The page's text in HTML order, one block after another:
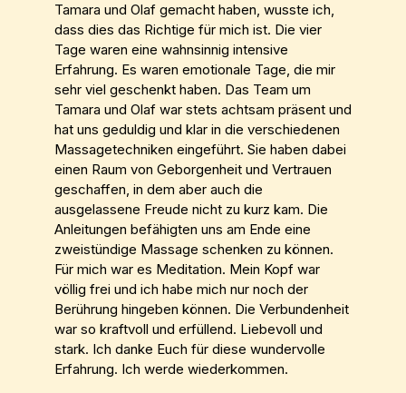
Tamara und Olaf gemacht haben, wusste ich,
dass dies das Richtige für mich ist. Die vier
Tage waren eine wahnsinnig intensive
Erfahrung. Es waren emotionale Tage, die mir
sehr viel geschenkt haben. Das Team um
Tamara und Olaf war stets achtsam präsent und
hat uns geduldig und klar in die verschiedenen
Massagetechniken eingeführt. Sie haben dabei
einen Raum von Geborgenheit und Vertrauen
geschaffen, in dem aber auch die
ausgelassene Freude nicht zu kurz kam. Die
Anleitungen befähigten uns am Ende eine
zweistündige Massage schenken zu können.
Für mich war es Meditation. Mein Kopf war
völlig frei und ich habe mich nur noch der
Berührung hingeben können. Die Verbundenheit
war so kraftvoll und erfüllend. Liebevoll und
stark. Ich danke Euch für diese wundervolle
Erfahrung. Ich werde wiederkommen.